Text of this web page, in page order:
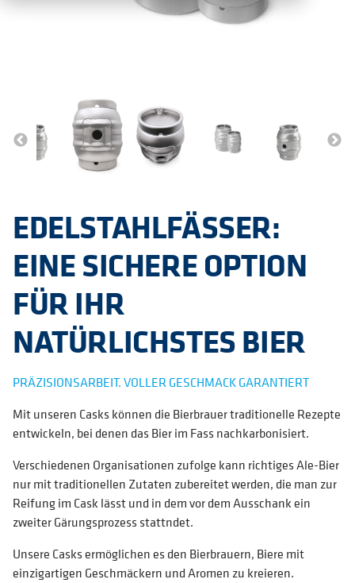
EDELSTAHLFÄSSER:
EINE SICHERE OPTION
FÜR IHR
NATÜRLICHSTES BIER
PRÄZISIONSARBEIT. VOLLER GESCHMACK GARANTIERT
Mit unseren Casks können die Bierbrauer traditionelle Rezepte
entwickeln, bei denen das Bier im Fass nachkarbonisiert.
Verschiedenen Organisationen zufolge kann richtiges Ale-Bier
nur mit traditionellen Zutaten zubereitet werden, die man zur
Reifung im Cask lässt und in dem vor dem Ausschank ein
zweiter Gärungsprozess stattndet.
Unsere Casks ermöglichen es den Bierbrauern, Biere mit
einzigartigen Geschmäckern und Aromen zu kreieren.